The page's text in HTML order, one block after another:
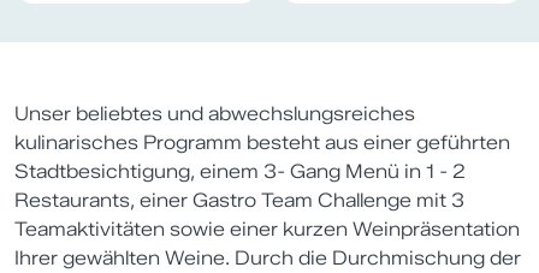
Unser beliebtes und abwechslungsreiches
kulinarisches Programm besteht aus einer geführten
Stadtbesichtigung, einem 3- Gang Menü in 1 - 2
Restaurants, einer Gastro Team Challenge mit 3
Teamaktivitäten sowie einer kurzen Weinpräsentation
Ihrer gewählten Weine. Durch die Durchmischung der